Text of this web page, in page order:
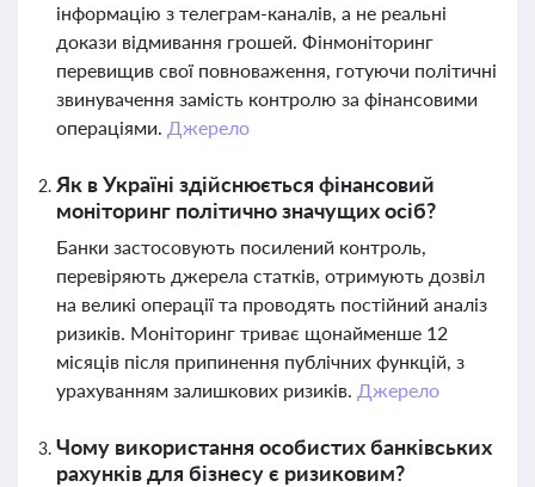
інформацію з телеграм-каналів, а не реальні
докази відмивання грошей. Фінмоніторинг
перевищив свої повноваження, готуючи політичні
звинувачення замість контролю за фінансовими
операціями. Джерело
Як в Україні здійснюється фінансовий
моніторинг політично значущих осіб?
Банки застосовують посилений контроль,
перевіряють джерела статків, отримують дозвіл
на великі операції та проводять постійний аналіз
ризиків. Моніторинг триває щонайменше 12
місяців після припинення публічних функцій, з
урахуванням залишкових ризиків. Джерело
Чому використання особистих банківських
рахунків для бізнесу є ризиковим?